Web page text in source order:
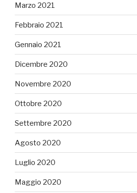
Marzo 2021
Febbraio 2021
Gennaio 2021
Dicembre 2020
Novembre 2020
Ottobre 2020
Settembre 2020
Agosto 2020
Luglio 2020
Maggio 2020